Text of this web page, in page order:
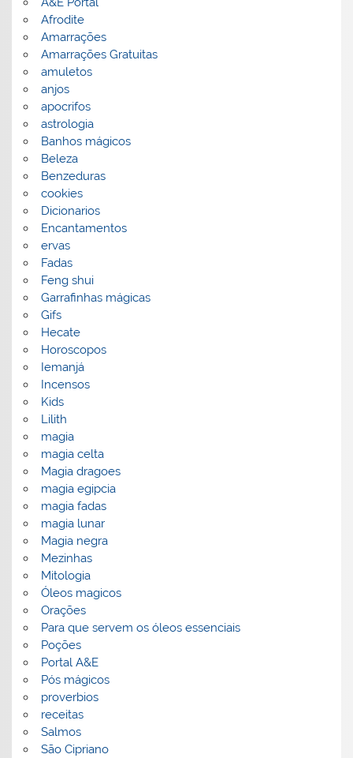
Afrodite
Amarrações
Amarrações Gratuitas
amuletos
anjos
apocrifos
astrologia
Banhos mágicos
Beleza
Benzeduras
cookies
Dicionarios
Encantamentos
ervas
Fadas
Feng shui
Garrafinhas mágicas
Gifs
Hecate
Horoscopos
Iemanjá
Incensos
Kids
Lilith
magia
magia celta
Magia dragoes
magia egipcia
magia fadas
magia lunar
Magia negra
Mezinhas
Mitologia
Óleos magicos
Orações
Para que servem os óleos essenciais
Poções
Portal A&E
Pós mágicos
proverbios
receitas
Salmos
São Cipriano